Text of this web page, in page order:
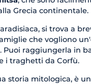
Grecia continentale.
si trova a
che vogliono
Puoi raggiungerla in
i traghetti da Corfù.
storia mitologica, è